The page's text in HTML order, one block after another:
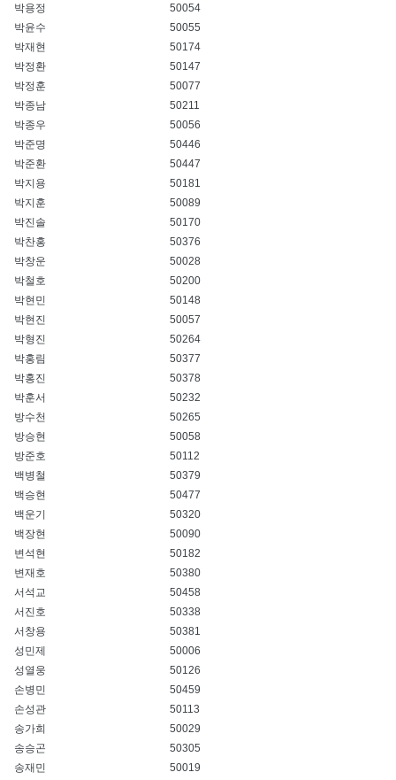
박용정
50054
박윤수
50055
박재현
50174
박정환
50147
박정훈
50077
박종남
50211
박종우
50056
박준명
50446
박준환
50447
박지용
50181
박지훈
50089
박진솔
50170
박찬홍
50376
박창운
50028
박철호
50200
박현민
50148
박현진
50057
박형진
50264
박홍림
50377
박홍진
50378
박훈서
50232
방수천
50265
방승현
50058
방준호
50112
백병철
50379
백승현
50477
백운기
50320
백장현
50090
변석현
50182
변재호
50380
서석교
50458
서진호
50338
서창용
50381
성민제
50006
성열웅
50126
손병민
50459
손성관
50113
송가희
50029
송승곤
50305
송재민
50019